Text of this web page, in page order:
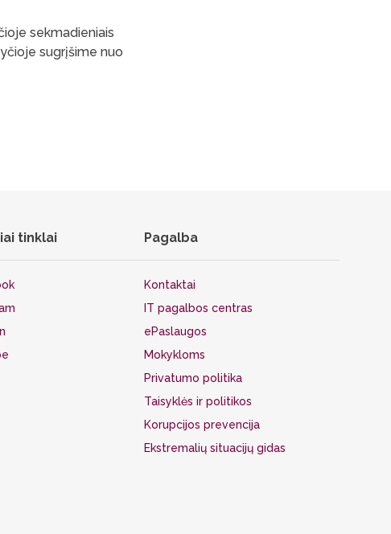
sekmadieniais
sugrįšime nuo
tinklai Pagalba
Kontaktai
IT pagalbos centras
ePaslaugos
Mokykloms
Privatumo politika
Taisyklės ir politikos
Korupcijos prevencija
Ekstremalių situacijų gidas